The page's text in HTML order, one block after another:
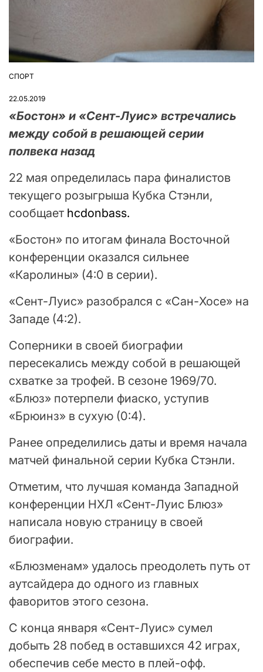
ОПУБЛІКУВАТИ
СПОРТ
22.05.2019
«Бостон» и «Сент-Луис» встречались
между собой в решающей серии
полвека назад
22 мая определилась пара финалистов
текущего розыгрыша Кубка Стэнли,
сообщает hcdonbass.
«Бостон» по итогам финала Восточной
конференции оказался сильнее
«Каролины» (4:0 в серии).
«Cент-Луис» разобрался с «Сан-Хосе» на
Западе (4:2).
Соперники в своей биографии
пересекались между собой в решающей
схватке за трофей. В сезоне 1969/70.
«Блюз» потерпели фиаско, уступив
«Брюинз» в сухую (0:4).
Ранее определились даты и время начала
матчей финальной серии Кубка Стэнли.
Отметим, что лучшая команда Западной
конференции НХЛ «Сент-Луис Блюз»
написала новую страницу в своей
биографии.
«Блюзменам» удалось преодолеть путь от
аутсайдера до одного из главных
фаворитов этого сезона.
С конца января «Сент-Луис» сумел
добыть 28 побед в оставшихся 42 играх,
обеспечив себе место в плей-офф.